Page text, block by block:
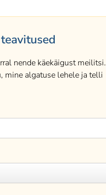
nende käekäigust meilitsi.
mine algatuse lehele ja telli